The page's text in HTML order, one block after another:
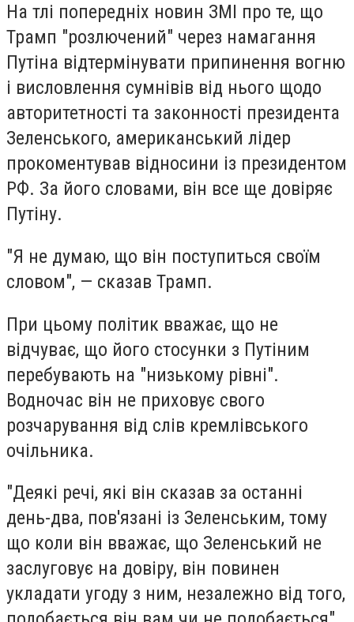
На тлі попередніх новин ЗМІ про те, що
Трамп "розлючений" через намагання
Путіна відтермінувати припинення вогню
і висловлення сумнівів від нього щодо
авторитетності та законності президента
Зеленського, американський лідер
прокоментував відносини із президентом
РФ. За його словами, він все ще довіряє
Путіну.
"Я не думаю, що він поступиться своїм
словом", — сказав Трамп.
При цьому політик вважає, що не
відчуває, що його стосунки з Путіним
перебувають на "низькому рівні".
Водночас він не приховує свого
розчарування від слів кремлівського
очільника.
"Деякі речі, які він сказав за останні
день-два, пов'язані із Зеленським, тому
що коли він вважає, що Зеленський не
заслуговує на довіру, він повинен
укладати угоду з ним, незалежно від того,